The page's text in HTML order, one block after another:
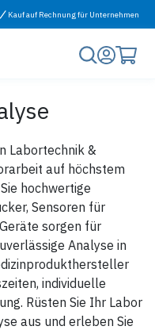
Kauf auf Rechnung für Unternehmen
Labortechnik &
auf höchstem
hochwertige
Sensoren für
sorgen für
Analyse in
individuelle
Rüsten Sie Ihr Labor
aus und erleben Sie